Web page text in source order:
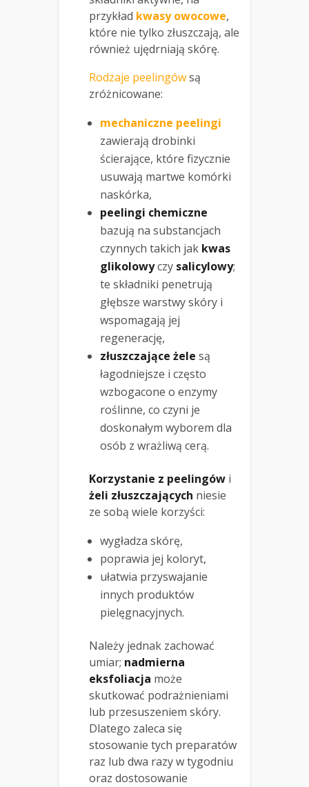
przykład kwasy owocowe,
które nie tylko złuszczają, ale
również ujędrniają skórę.
Rodzaje peelingówsą
zróżnicowane:
mechaniczne peelingi
zawierają drobinki
ścierające, które fizycznie
usuwają martwe komórki
naskórka,
peelingi chemiczne
bazują na substancjach
czynnych takich jak kwas
glikolowyczy salicylowy;
te składniki penetrują
głębsze warstwy skóry i
wspomagają jej
regenerację,
złuszczające żele są
łagodniejsze i często
wzbogacone o enzymy
roślinne, co czyni je
doskonałym wyborem dla
osób z wrażliwą cerą.
Korzystanie z peelingów i
żeli złuszczających niesie
ze sobą wiele korzyści:
wygładza skórę,
poprawia jej koloryt,
ułatwia przyswajanie
innych produktów
pielęgnacyjnych.
Należy jednak zachować
umiar; nadmierna
eksfoliacja może
skutkować podrażnieniami
lub przesuszeniem skóry.
Dlatego zaleca się
stosowanie tych preparatów
raz lub dwa razy w tygodniu
oraz dostosowanie